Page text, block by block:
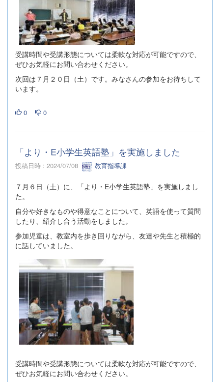
受講時間や受講形態については柔軟な対応が可能ですので、
ぜひお気軽にお問い合わせください。
次回は７月２０日（土）です。みなさんの参加をお待ちして
います。
0 0
「より・E小学生英語塾」を実施しました
投稿日時 : 2024/07/08 教育指導課
７月６日（土）に、「より・E小学生英語塾」を実施しまし
た。
自分や好きなものや得意なことについて、英語を使って質問
したり、紹介し合う活動をしました。
参加児童は、教室内を歩き回りながら、友達や先生と積極的
に話していました。
受講時間や受講形態については柔軟な対応が可能ですので、
ぜひお気軽にお問い合わせください。